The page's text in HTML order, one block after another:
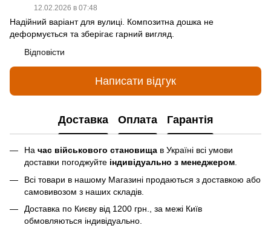
12.02.2026 в 07:48
Надійний варіант для вулиці. Композитна дошка не
деформується та зберігає гарний вигляд.
Відповісти
Написати відгук
Доставка Оплата Гарантія
На час військового становища в Україні всі умови
доставки погоджуйте індивідуально з менеджером.
Всі товари в нашому Магазині продаються з доставкою або
самовивозом з наших складів.
Доставка по Києву від 1200 грн., за межі Київ
обмовляються індивідуально.